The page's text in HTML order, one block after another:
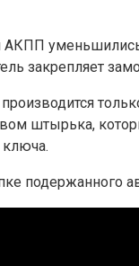
закрепляет
штырька,
подержанного